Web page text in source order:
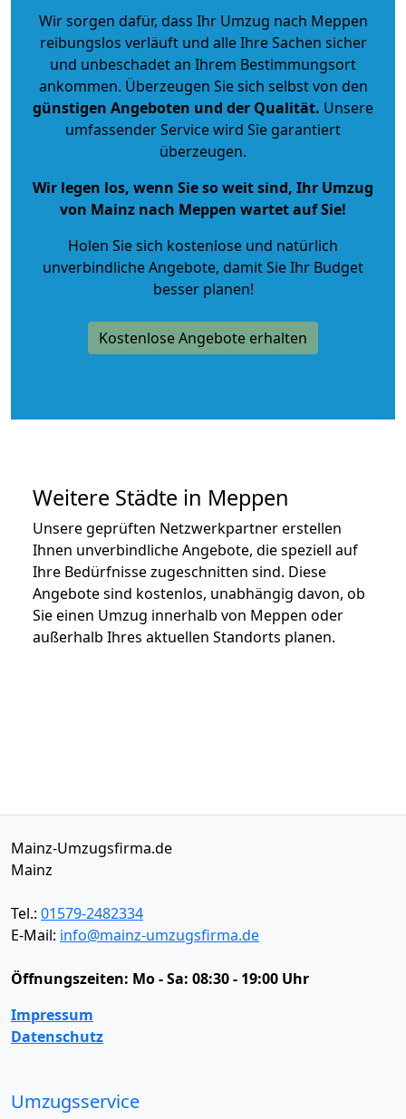
Wir sorgen dafür, dass Ihr Umzug nach Meppen
reibungslos verläuft und alle Ihre Sachen sicher
und unbeschadet an Ihrem Bestimmungsort
ankommen. Überzeugen Sie sich selbst von den
günstigen Angeboten und der Qualität. Unsere
umfassender Service wird Sie garantiert
überzeugen.
Wir legen los, wenn Sie so weit sind, Ihr Umzug
von Mainz nach Meppen wartet auf Sie!
Holen Sie sich kostenlose und natürlich
unverbindliche Angebote, damit Sie Ihr Budget
besser planen!
Kostenlose Angebote erhalten
Weitere Städte in Meppen
Unsere geprüften Netzwerkpartner erstellen
Ihnen unverbindliche Angebote, die speziell auf
Ihre Bedürfnisse zugeschnitten sind. Diese
Angebote sind kostenlos, unabhängig davon, ob
Sie einen Umzug innerhalb von Meppen oder
außerhalb Ihres aktuellen Standorts planen.
Mainz-Umzugsfirma.de
Mainz
Tel.: 01579-2482334
E-Mail: info@mainz-umzugsfirma.de
Öffnungszeiten: Mo - Sa: 08:30 - 19:00 Uhr
Impressum
Datenschutz
Umzugsservice